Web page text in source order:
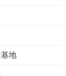
地